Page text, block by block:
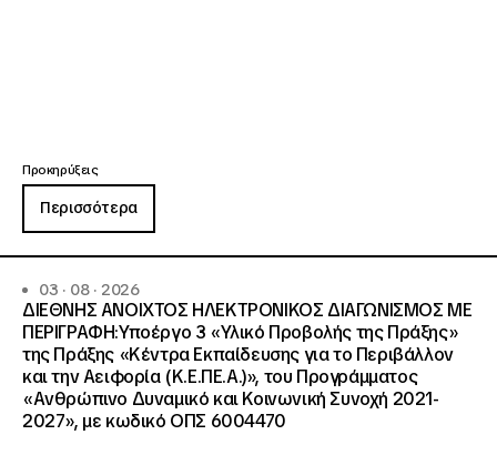
Προκηρύξεις
Περισσότερα
03 · 08 · 2026
ΔΙΕΘΝΗΣ ΑΝΟΙΧΤΟΣ ΗΛΕΚΤΡΟΝΙΚΟΣ ΔΙΑΓΩΝΙΣΜΟΣ ΜΕ
ΠΕΡΙΓΡΑΦΗ:Υποέργο 3 «Υλικό Προβολής της Πράξης»
της Πράξης «Κέντρα Εκπαίδευσης για το Περιβάλλον
και την Αειφορία (Κ.Ε.ΠΕ.Α.)», του Προγράμματος
«Ανθρώπινο Δυναμικό και Κοινωνική Συνοχή 2021-
2027», με κωδικό ΟΠΣ 6004470